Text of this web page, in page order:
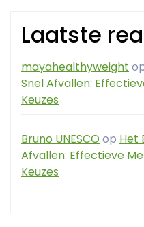
Laatste
mayahealthyweight
Snel Afvallen:
Keuzes
Bruno UNESCO op Het
Afvallen: Effectieve
Keuzes